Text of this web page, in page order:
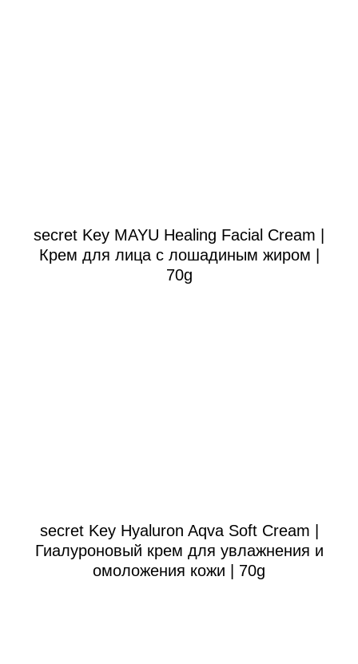
secret Key MAYU Healing Facial Cream |
Крем для лица с лошадиным жиром |
70g
secret Key Hyaluron Aqva Soft Cream |
Гиалуроновый крем для увлажнения и
омоложения кожи | 70g